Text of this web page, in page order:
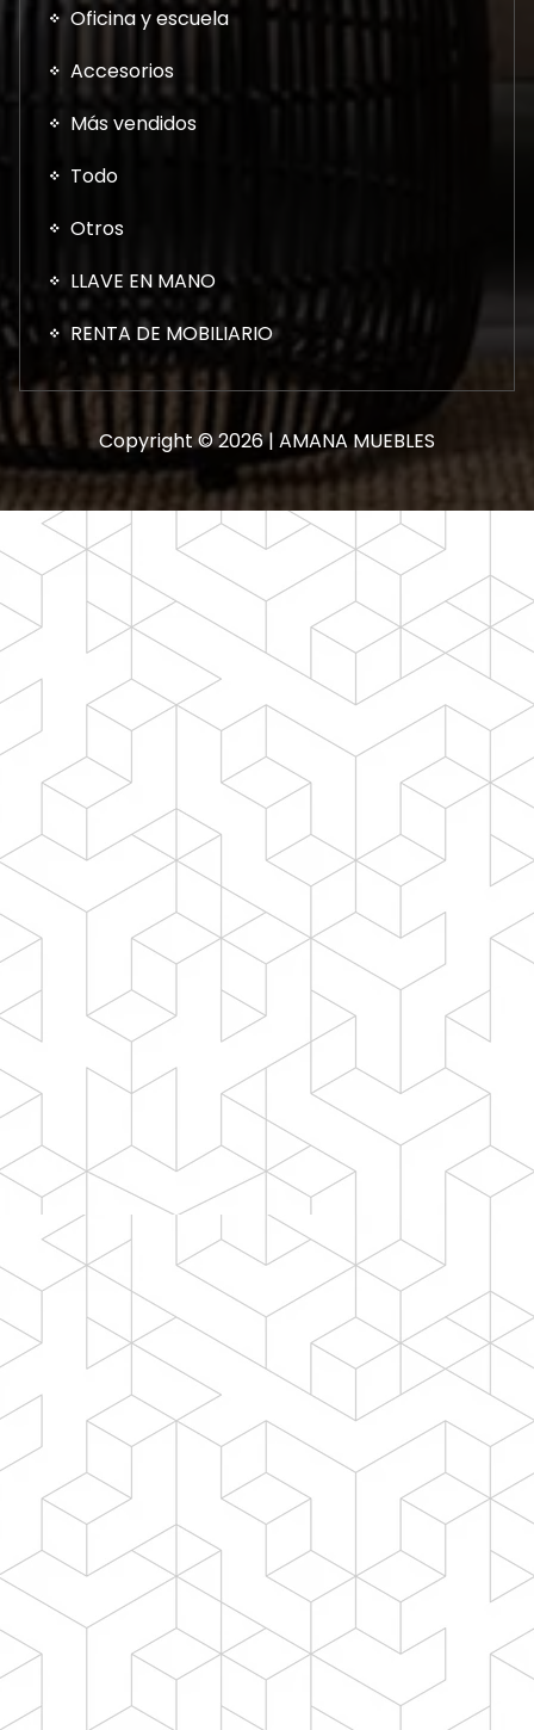
Oficina y escuela
Accesorios
Más vendidos
Todo
Otros
LLAVE EN MANO
RENTA DE MOBILIARIO
Copyright © 2026 | AMANA MUEBLES